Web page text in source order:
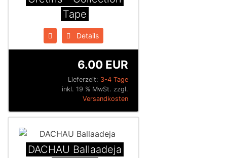
Tape
Details
Lieferzeit: 3-4 Tage
6.00 EUR
inkl. 19 % MwSt. zzgl.
Versandkosten
DACHAU Ballaadeja